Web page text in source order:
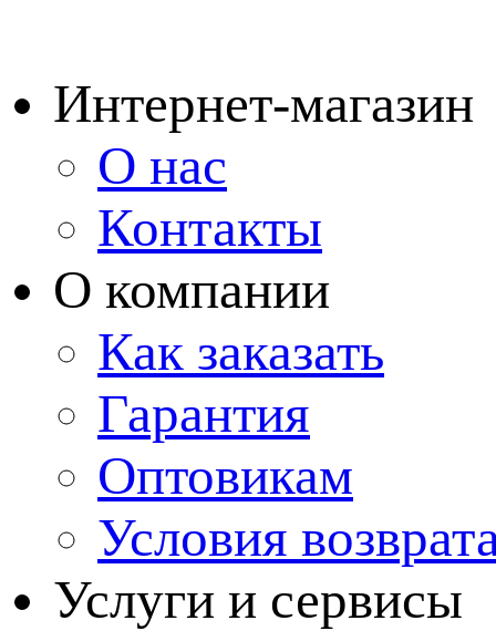
Интернет-магазин
О нас
Контакты
О компании
Как заказать
Гарантия
Оптовикам
Условия
Услуги и сервисы